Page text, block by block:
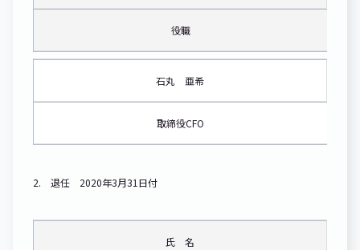
役職
石丸 亜希
取締役CFO
2. 退任 2020年3月31日付
氏 名